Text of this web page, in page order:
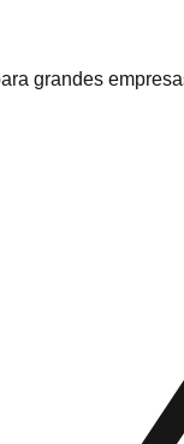
grandes